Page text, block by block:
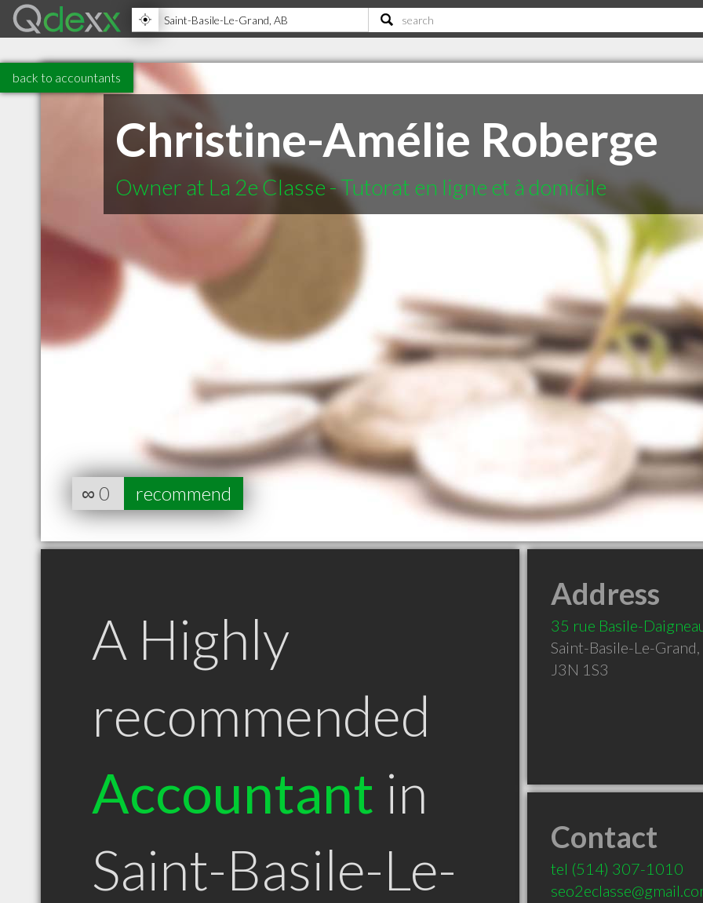
back to accountants
Christine-Amélie Roberge
Owner at La 2e Classe - Tutorat en ligne et à domicile
∞ 0 recommend
A Highly
recommended
Accountant in
Saint-Basile-Le-
Address
35 rue Basile-
Saint-Basile-Le-Grand,
J3N 1S3
Contact
tel (514) 307-1010